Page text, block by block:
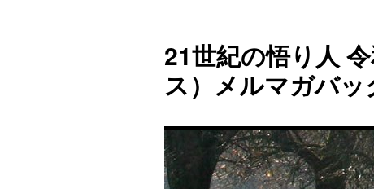
テ
ン
ツ
へ
キ
ッ
プ
21世紀の悟り人
ス）メルマガバ